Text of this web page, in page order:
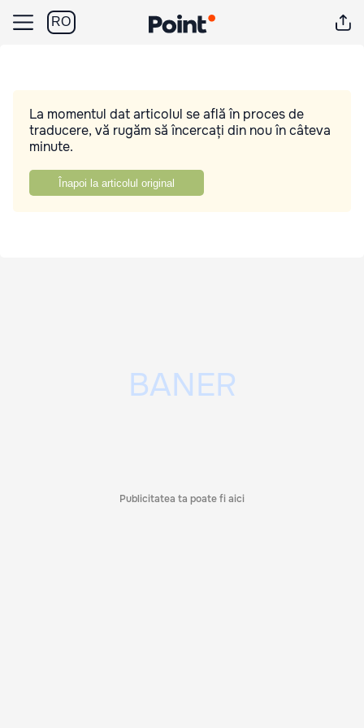
RO
La momentul dat articolul se află în proces de
traducere, vă rugăm să încercați din nou în câteva
minute.
Înapoi la articolul original
Publicitatea ta poate fi aici